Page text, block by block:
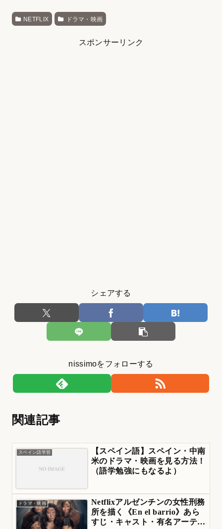
NETFLIX ドラマ・映画
スポンサーリンク
シェアする
nissimoをフォローする
関連記事
スペイン語学習
【スペイン語】スペイン・中南
米のドラマ・映画を見る方法！
（語学勉強にもなるよ）
ドラマ・映画
Netflixアルゼンチンの女性刑務
所を描く《En el barrio》あら
すじ・キャスト・有名アーティ